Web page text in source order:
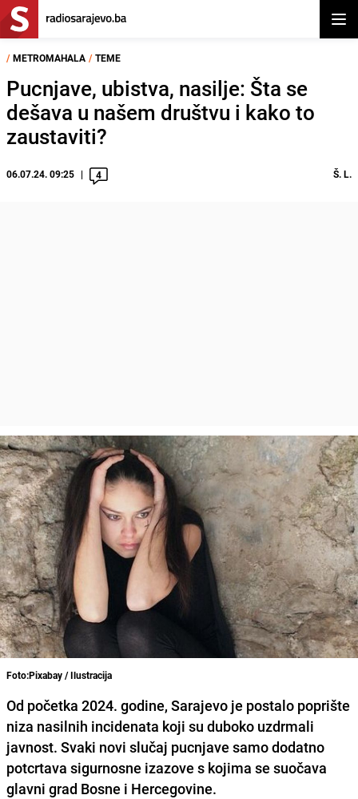
/ METROMAHALA / TEME
Pucnjave, ubistva, nasilje: Šta se
dešava u našem društvu i kako to
zaustaviti?
06.07.24. 09:25 4 Š. L.
Foto:Pixabay / Ilustracija
Od početka 2024. godine, Sarajevo je postalo poprište
niza nasilnih incidenata koji su duboko uzdrmali
javnost. Svaki novi slučaj pucnjave samo dodatno
potcrtava sigurnosne izazove s kojima se suočava
glavni grad Bosne i Hercegovine.